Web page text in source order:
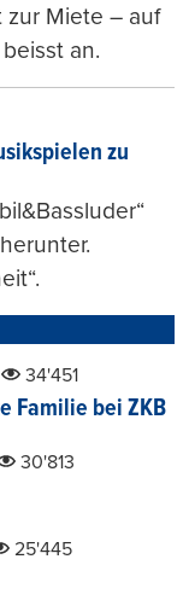
zur Miete – auf
an.
zu
34'451
Familie bei ZKB
30'813
25'445